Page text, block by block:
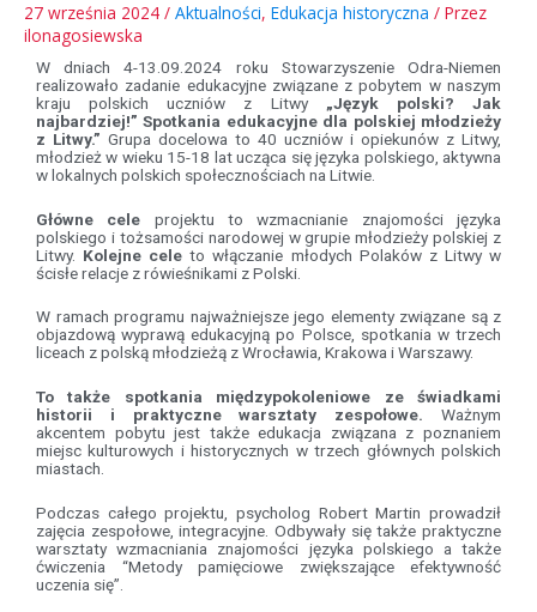
27 września 2024 / Aktualności, Edukacja historyczna / Przez
ilonagosiewska
W dniach 4-13.09.2024 roku Stowarzyszenie Odra-Niemen
realizowało zadanie edukacyjne związane z pobytem w naszym
kraju polskich uczniów z Litwy „Język polski? Jak
najbardziej!” Spotkania edukacyjne dla polskiej młodzieży
z Litwy.” Grupa docelowa to 40 uczniów i opiekunów z Litwy,
młodzież w wieku 15-18 lat ucząca się języka polskiego, aktywna
w lokalnych polskich społecznościach na Litwie.
Główne cele projektu to wzmacnianie znajomości języka
polskiego i tożsamości narodowej w grupie młodzieży polskiej z
Litwy. Kolejne cele to włączanie młodych Polaków z Litwy w
ścisłe relacje z rówieśnikami z Polski.
W ramach programu najważniejsze jego elementy związane są z
objazdową wyprawą edukacyjną po Polsce, spotkania w trzech
liceach z polską młodzieżą z Wrocławia, Krakowa i Warszawy.
To także spotkania międzypokoleniowe ze świadkami
historii i praktyczne warsztaty zespołowe. Ważnym
akcentem pobytu jest także edukacja związana z poznaniem
miejsc kulturowych i historycznych w trzech głównych polskich
miastach.
Podczas całego projektu, psycholog Robert Martin prowadził
zajęcia zespołowe, integracyjne. Odbywały się także praktyczne
warsztaty wzmacniania znajomości języka polskiego a także
ćwiczenia “Metody pamięciowe zwiększające efektywność
uczenia się”.